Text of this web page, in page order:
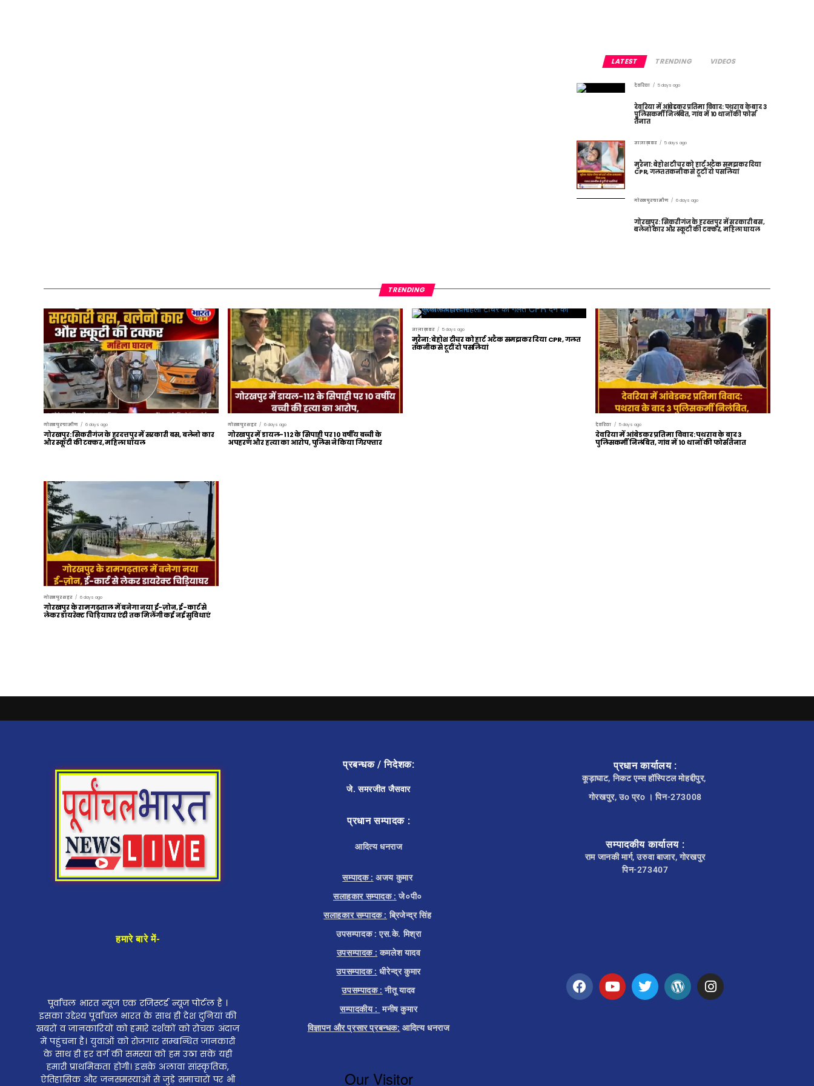
LATEST TRENDING VIDEOS
देवरिया 5 days ago
देवरिया में आंबेडकर प्रतिमा विवाद: पथराव के बाद 3
पुलिसकर्मी निलंबित, गांव में 10 थानों की फोर्स
तैनात
ताज़ा ख़बर 5 days ago
मुरैना: बेहोश टीचर को हार्ट अटैक समझकर दिया
CPR, गलत तकनीक से टूटीं दो पसलियां
गोरखपुर ग्रामीण 6 days ago
गोरखपुर: सिकरीगंज के हरदत्तपुर में सरकारी बस,
बलेनो कार और स्कूटी की टक्कर, महिला घायल
TRENDING
गोरखपुर ग्रामीण 6 days ago
गोरखपुर: सिकरीगंज के हरदत्तपुर में सरकारी बस, बलेनो कार
और स्कूटी की टक्कर, महिला घायल
गोरखपुर शहर 6 days ago
गोरखपुर में डायल-112 के सिपाही पर 10 वर्षीय बच्ची के
अपहरण और हत्या का आरोप, पुलिस ने किया गिरफ्तार
ताज़ा ख़बर 5 days ago
मुरैना: बेहोश टीचर को हार्ट अटैक समझकर दिया CPR, गलत
तकनीक से टूटीं दो पसलियां
देवरिया 5 days ago
देवरिया में आंबेडकर प्रतिमा विवाद: पथराव के बाद 3
पुलिसकर्मी निलंबित, गांव में 10 थानों की फोर्स तैनात
गोरखपुर शहर 6 days ago
गोरखपुर के रामगढ़ताल में बनेगा नया ई-ज़ोन, ई-कार्ट से
लेकर डायरेक्ट चिड़ियाघर एंट्री तक मिलेंगी कई नई सुविधाएं
हमारे बारे में-
पूर्वांचल भारत न्यूज एक रजिस्टर्ड न्यूज पोर्टल है ।
इसका उद्देश्य पूर्वांचल भारत के साथ ही देश दुनियां की
खबरों व जानकारियों को हमारे दर्शकों को रोचक अंदाज
में पहुंचना है। युवाओं को रोजगार सम्बन्धित जानकारी
के साथ ही हर वर्ग की समस्या को हम उठा सकें यही
हमारी प्राथमिकता होगी। इसके अलावा सांस्कृतिक,
ऐतिहासिक और जनसमस्याओं से जुड़े समाचारों पर भी
प्रबन्धक / निदेशक:
जे. समरजीत जैसवार
प्रधान सम्पादक :
आदित्य धनराज
सम्पादक : अजय कुमार
सलाहकार सम्पादक : जे०पी०
सलाहकार सम्पादक : ब्रिजेन्द्र सिंह
उपसम्पादक : एस.के. मिश्रा
उपसम्पादक : कमलेश यादव
उपसम्पादक : धीरेन्द्र कुमार
उपसम्पादक : नीतू यादव
सम्पादकीय : मनीष कुमार
विज्ञापन और प्रसार प्रबन्धक: आदित्य धनराज
Our Visitor
प्रधान कार्यालय :
कूड़ाघाट, निकट एम्स हॉस्पिटल मोहद्दीपुर,
गोरखपुर, उo प्रo । पिन-273008
सम्पादकीय कार्यालय :
राम जानकी मार्ग, उरुवा बाजार, गोरखपुर
पिन-273407